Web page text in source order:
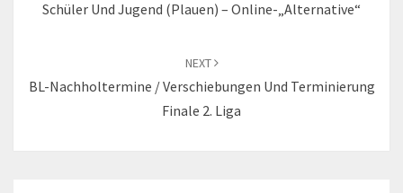
Schüler Und Jugend (Plauen) – Online-„Alternative“
NEXT
BL-Nachholtermine / Verschiebungen Und Terminierung
Finale 2. Liga